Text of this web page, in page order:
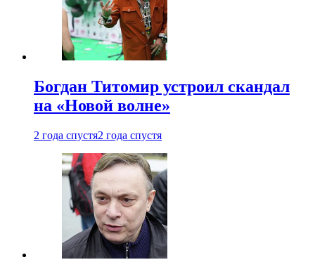
Богдан Титомир устроил скандал
на «Новой волне»
2 года спустя2 года спустя